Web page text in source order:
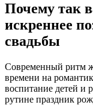
Почему так
искреннее
свадьбы
Современный ритм
времени на
воспитание детей и
рутине праздник